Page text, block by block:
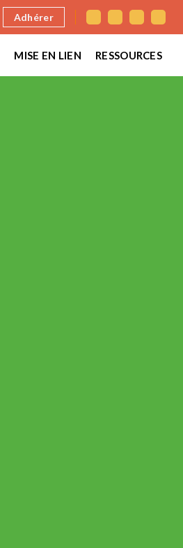
Adhérer
MISE EN LIEN RESSOURCES